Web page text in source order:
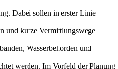
Dabei sollen in erster Linie
und kurze Vermittlungswege
Wasserbehörden und
werden. Im Vorfeld der Planung